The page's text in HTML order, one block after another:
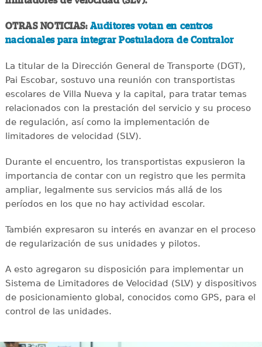
OTRAS NOTICIAS: Auditores votan en centros
nacionales para integrar Postuladora de Contralor
La titular de la Dirección General de Transporte (DGT),
Pai Escobar, sostuvo una reunión con transportistas
escolares de Villa Nueva y la capital, para tratar temas
relacionados con la prestación del servicio y su proceso
de regulación, así como la implementación de
limitadores de velocidad (SLV).
Durante el encuentro, los transportistas expusieron la
importancia de contar con un registro que les permita
ampliar, legalmente sus servicios más allá de los
períodos en los que no hay actividad escolar.
También expresaron su interés en avanzar en el proceso
de regularización de sus unidades y pilotos.
A esto agregaron su disposición para implementar un
Sistema de Limitadores de Velocidad (SLV) y dispositivos
de posicionamiento global, conocidos como GPS, para el
control de las unidades.